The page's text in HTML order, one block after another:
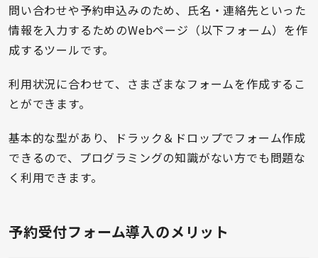
問い合わせや予約申込みのため、氏名・連絡先といった
情報を入力するためのWebページ（以下フォーム）を作
成するツールです。
利用状況に合わせて、さまざまなフォームを作成するこ
とができます。
基本的な型があり、ドラック＆ドロップでフォーム作成
できるので、プログラミングの知識がない方でも問題な
く利用できます。
予約受付フォーム導入のメリット